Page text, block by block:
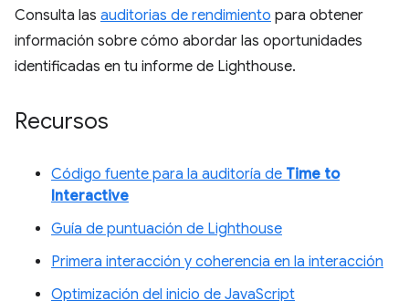
Consulta las auditorias de rendimiento para obtener
información sobre cómo abordar las oportunidades
identificadas en tu informe de Lighthouse.
Recursos
Código fuente para la auditoría de Time to
Interactive
Guía de puntuación de Lighthouse
Primera interacción y coherencia en la interacción
Optimización del inicio de JavaScript